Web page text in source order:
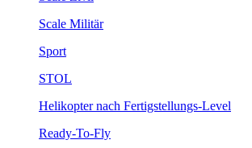
Scale Militär
Sport
STOL
Helikopter nach Fertigstellungs-Level
Ready-To-Fly